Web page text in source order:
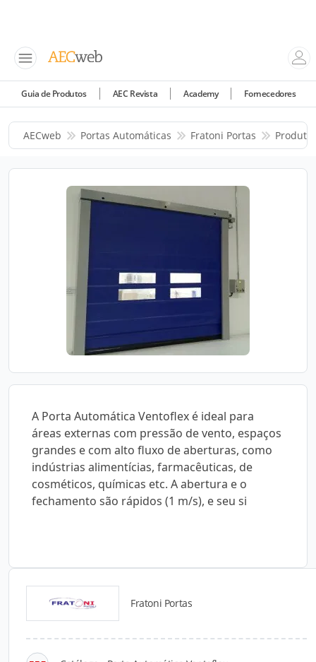
Guia de Produtos AEC Revista Academy Fornecedores
AECweb Portas Automáticas Fratoni Portas
A Porta Automática Ventoflex é ideal para
áreas externas com pressão de vento, espaços
grandes e com alto fluxo de aberturas, como
indústrias alimentícias, farmacêuticas, de
cosméticos, químicas etc. A abertura e o
fechamento são rápidos (1 m/s), e seu si
Fratoni Portas
Detalhes do produto